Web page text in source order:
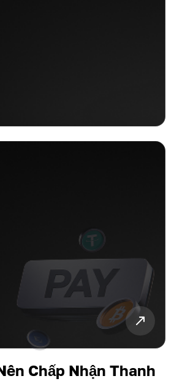
Chấp Nhận Thanh